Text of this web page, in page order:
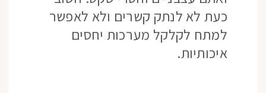
כעת לא לנתק קשרים ולא לאפשר
למתח לקלקל מערכות יחסים
איכותיות.